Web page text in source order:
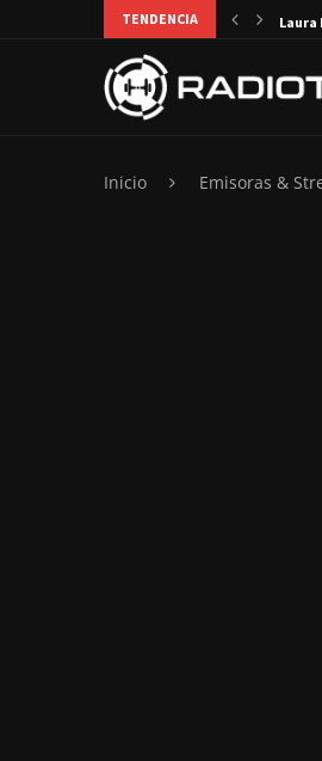
TENDENCIA Laura
Inicio Emisoras &